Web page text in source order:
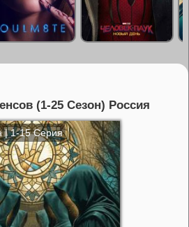
(1-25 Сезон) Россия
| 1-15 Серия